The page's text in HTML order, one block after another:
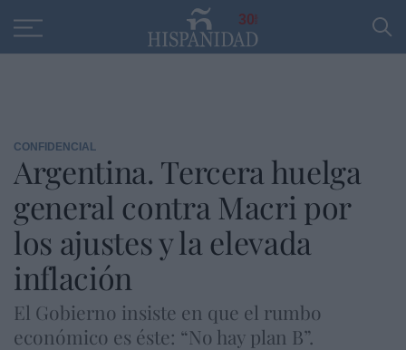
30
CONFIDENCIAL
Argentina. Tercera huelga
general contra Macri por
los ajustes y la elevada
inflación
El Gobierno insiste en que el rumbo
económico es éste: “No hay plan B”.